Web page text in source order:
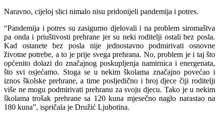
Naravno, cijeloj slici nimalo nisu pridonijeli pandemija i potres.
“Pandemija i potres su zasigurno djelovali i na problem siromaštva
pa onda i priuštivosti prehrane jer su neki roditelji ostali bez posla.
Kad ostanete bez posla nije jednostavno podmirivati osnovne
životne potrebe, a to je prije svega prehrana. No, problem je i taj što
općenito dolazi do značajnog poskupljenja namirnica i energenata,
što svi osjećamo. Stoga se u nekim školama značajno povećao i
iznos školske prehrane, a time posljedično i broj djece čiji roditelji
više ne mogu podmirivati prehranu za svoju djecu. Tako je u nekim
školama trošak prehrane sa 120 kuna mjesečno naglo narastao na
180 kuna”, ispričala je Družić Ljubotina.